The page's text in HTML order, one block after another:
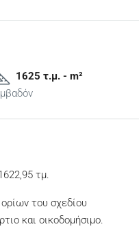
1625 τ.μ. - m²
τμ.
του σχεδίου
και οικοδομήσιμο.